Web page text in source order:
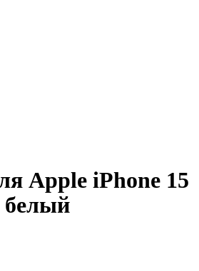
Apple iPhone 15
белый